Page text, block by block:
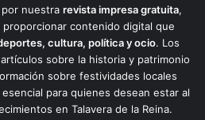
nuestra revista impresa gratuita,
contenido digital que
cultura, política y ocio. Los
sobre la historia y patrimonio
sobre festividades locales
para quienes desean estar al
en Talavera de la Reina.